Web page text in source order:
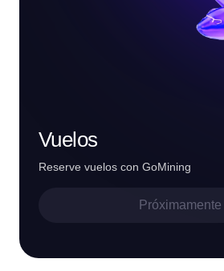
Vuelos
Reserve vuelos con GoMining
Próximamente